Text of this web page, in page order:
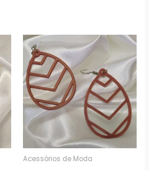
Acessórios de Moda